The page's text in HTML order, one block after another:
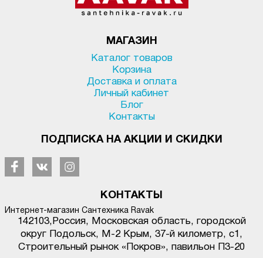
МАГАЗИН
Каталог товаров
Корзина
Доставка и оплата
Личный кабинет
Блог
Контакты
ПОДПИСКА НА АКЦИИ И СКИДКИ
КОНТАКТЫ
Интернет-магазин Сантехника Ravak
142103, Россия, Московская область, городской
округ Подольск, М-2 Крым, 37-й километр, с1 ,
Строительный рынок «Покров», павильон П3-20